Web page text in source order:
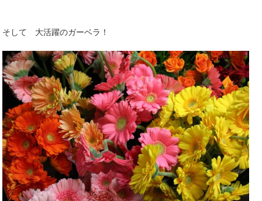
そして 大活躍のガーベラ！